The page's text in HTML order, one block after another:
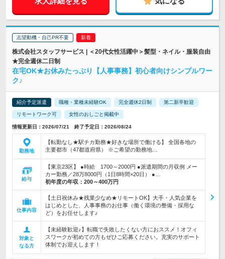
志望動機・自己PR不要
株式会社スタッフサービス | ＜20代女性活躍中＞髪型・ネイル・服装自由
★完全週休二日制
在宅OK★お休みたっぷり【人事事務】初心者向けシンプルワー
ク♪
紹介予定派遣 職種・業種未経験OK 完全週休2日制 第二新卒歓迎
リモートワーク可 女性のおしごと掲載中
情報更新日：2026/07/21 終了予定日：2026/08/24
勤務地
【転勤なし★駅チカ勤務★好きな場所で働ける】 全国各地の
主要都市（47都道府県） ※ご希望の勤務地…
給与
【東京23区】 ●時給 1700～2000円 ●派遣期間の月収例 メー
カー勤務／28万8000円（1日8時間×20日） ●…
初年度の年収： 200～400万円
仕事内容
【土日祝休み★残業少なめ★リモートOK】大手・人気企業を
はじめとした、人事事務のお仕事（働く環境の整備・採用な
ど）をお任せします♪
対象と
なる方
【未経験歓迎♪】転職で失敗したくない方におススメ！オフィ
スワークが初めての方もぜひご応募ください。充実のサポート
体制でお迎えします！